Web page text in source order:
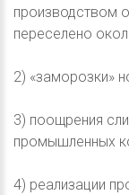
производством
переселено
2) «заморозки»
3) поощрения
промышленных
4) реализации